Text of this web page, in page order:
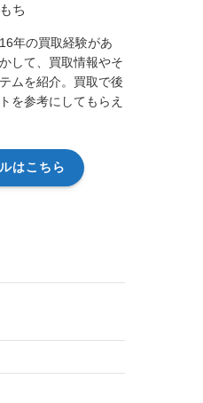
ち
年の買取経験があ
して、買取情報やそ
ムを紹介。買取で後
を参考にしてもらえ
はこちら